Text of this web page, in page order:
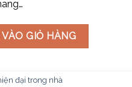
lượngGIỎ HÀNG
đại trong nhà